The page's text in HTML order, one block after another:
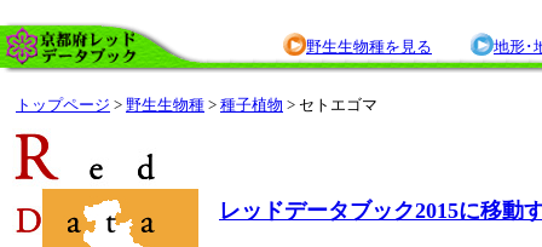
野生生物種を見る 地形･
トップページ > 野生生物種 > 種子植物 > セトエゴマ
レッドデータブック2015に移動